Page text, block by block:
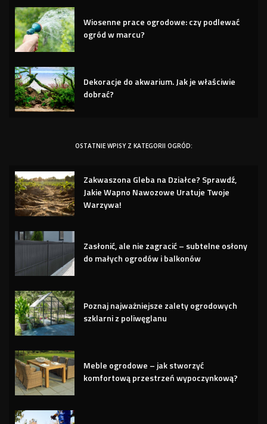
Wiosenne prace ogrodowe: czy podlewać
ogród w marcu?
Dekoracje do akwarium. Jak je właściwie
dobrać?
OSTATNIE WPISY Z KATEGORII OGRÓD:
Zakwaszona Gleba na Działce? Sprawdź,
Jakie Wapno Nawozowe Uratuje Twoje
Warzywa!
Zasłonić, ale nie zagracić – subtelne osłony
do małych ogrodów i balkonów
Poznaj najważniejsze zalety ogrodowych
szklarni z poliwęglanu
Meble ogrodowe – jak stworzyć
komfortową przestrzeń wypoczynkową?